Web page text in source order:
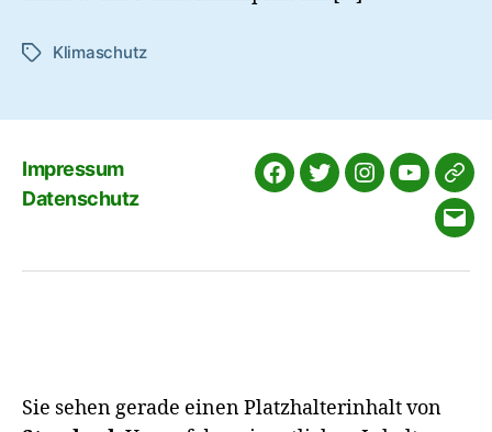
Schlagwörter
Klimaschutz
Impressum
Datenschutz
Facebook
TwitterInstagram
YouTube
E-
Sie sehen gerade einen Platzhalterinhalt von